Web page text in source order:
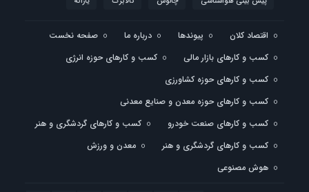
اقتصاد کلان پیوندها درباره ما
صفحه نخست
کسب و کارهای بازار مالی
کسب و کارهای حوزه انرژی
کسب و کارهای حوزه کشاورزی
کسب و کارهای حوزه معدن و صنایع معدنی
کسب و کارهای صنعت خودرو
کسب و کارهای گردشگری و هنر
کسب و کارهای گردشگری و هنر
معدن و ورزش
هوش مصنوعی